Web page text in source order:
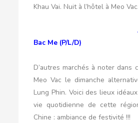
Khau Vai. Nuit à l’hôtel à Meo Vac.
Bac Me (P/L/D)
D’autres marchés à noter dans
Meo Vac le dimanche
Lung Phin. Voici des lieux
vie quotidienne de cette
Chine : ambiance de festivité !!!